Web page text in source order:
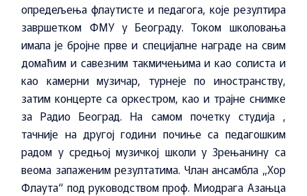
опредељења флаутисте и педагога, које резултира
завршетком ФМУ у Београду. Током школовања
имала је бројне прве и специјалне награде на свим
домаћим и савезним такмичењима и као солиста и
као камерни музичар, турнеје по иностранству,
затим концерте са оркестром, као и трајне снимке
за Радио Београд. На самом почетку студија ,
тачније на другој години почиње са педагошким
радом у средњој музичкој школи у Зрењанину са
веома запаженим резултатима. Члан ансамбла „Хор
Флаута“ под руководством проф. Миодрага Азањца